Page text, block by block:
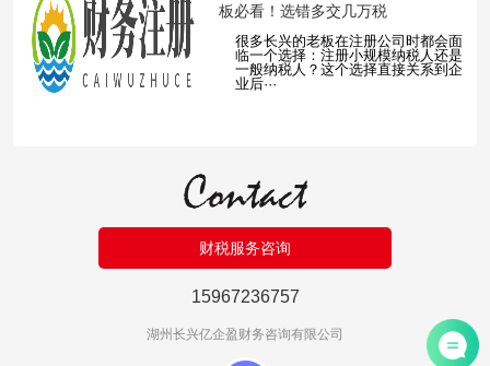
板必看！选错多交几万税
很多长兴的老板在注册公司时都会面
临一个选择：注册小规模纳税人还是
一般纳税人？这个选择直接关系到企
业后···
财税服务咨询
15967236757
湖州长兴亿企盈财务咨询有限公司